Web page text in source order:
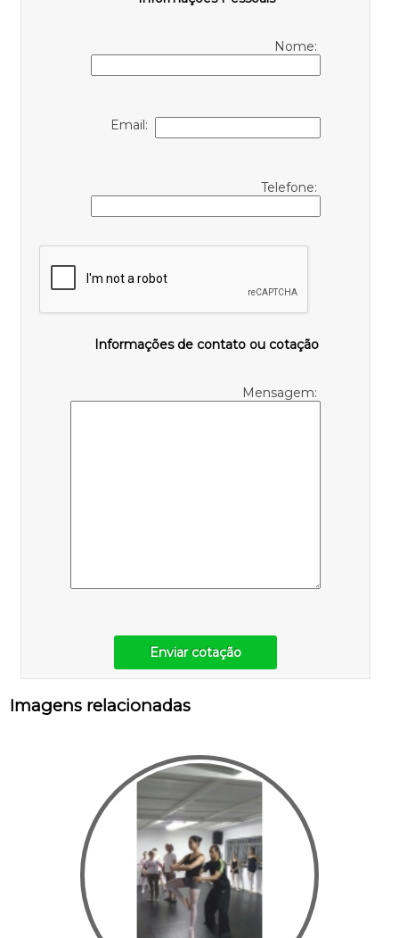
Nome:
Email:
Telefone:
Informações de contato ou cotação
Mensagem:
Enviar cotação
Imagens relacionadas